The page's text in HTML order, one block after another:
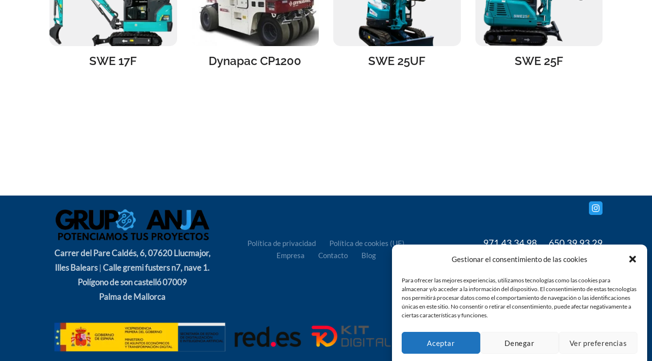
Gestionar el consentimiento de las cookies
Para ofrecer las mejores experiencias, utilizamos tecnologías como las cookies para
almacenar y/o acceder a la información del dispositivo. El consentimiento de estas tecnologías
nos permitirá procesar datos como el comportamiento de navegación o las identificaciones
únicas en este sitio. No consentir o retirar el consentimiento, puede afectar negativamente a
ciertas características y funciones.
Aceptar Denegar Ver preferencias
SWE 17F Dynapac CP1200 SWE 25UF SWE 25F
Carrer del Pare Caldés, 6, 07620 Llucmajor,
Illes Balears|Calle gremi fusters n7, nave 1.
Polígono de son castelló 07009
Palma de Mallorca
Política de privacidad
Política de cookies (UE)
Empresa
Contacto Blog
971 43 34 98650 39 93 29
www.grupoanja.com